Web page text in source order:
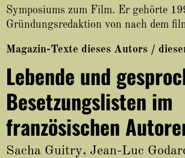
Symposiums zum Film. Er gehörte
Gründungsredaktion von nach dem
Magazin-Texte dieses Autors /
Lebende und
Besetzungslisten im
französischen
Sacha Guitry, Jean-Luc